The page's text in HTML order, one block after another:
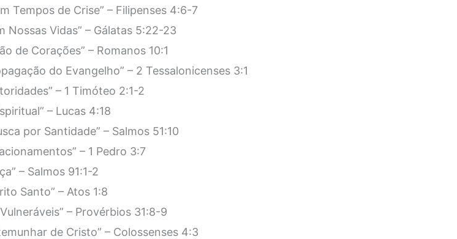
Tempos de Crise” – Filipenses 4:6-7
Nossas Vidas” – Gálatas 5:22-23
de Corações” – Romanos 10:1
do Evangelho” – 2 Tessalonicenses 3:1
– 1 Timóteo 2:1-2
– Lucas 4:18
por Santidade” – Salmos 51:10
– 1 Pedro 3:7
– Salmos 91:1-2
Santo” – Atos 1:8
– Provérbios 31:8-9
de Cristo” – Colossenses 4:3